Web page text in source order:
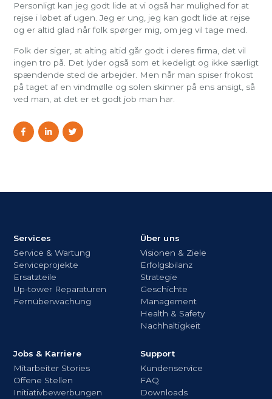
Personligt kan jeg godt lide at vi også har mulighed for at
rejse i løbet af ugen. Jeg er ung, jeg kan godt lide at rejse
og er altid glad når folk spørger mig, om jeg vil tage med.
Folk der siger, at alting altid går godt i deres firma, det vil
ingen tro på. Det lyder også som et kedeligt og ikke særligt
spændende sted de arbejder. Men når man spiser frokost
på taget af en vindmølle og solen skinner på ens ansigt, så
ved man, at det er et godt job man har.
Services
Service & Wartung
Serviceprojekte
Ersatzteile
Up-tower Reparaturen
Fernüberwachung
Über uns
Visionen & Ziele
Erfolgsbilanz
Strategie
Geschichte
Management
Health & Safety
Nachhaltigkeit
Jobs & Karriere
Mitarbeiter Stories
Offene Stellen
Initiativbewerbungen
Support
Kundenservice
FAQ
Downloads